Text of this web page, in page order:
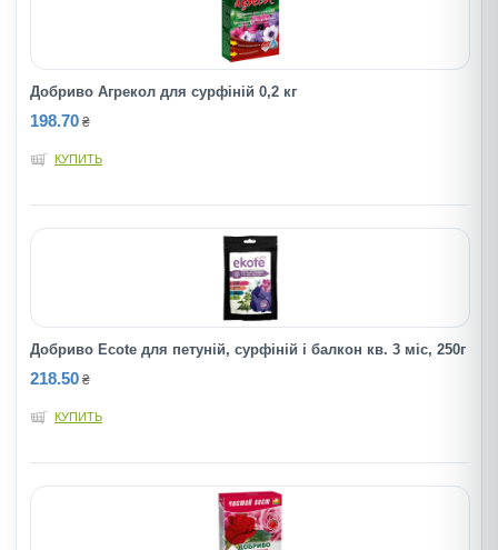
Добриво Агрекол для сурфіній 0,2 кг
198.70 ₴
КУПИТЬ
Добриво Ecote для петунiй, сурфiнiй i балкон кв. 3 мiс, 250г
218.50 ₴
КУПИТЬ